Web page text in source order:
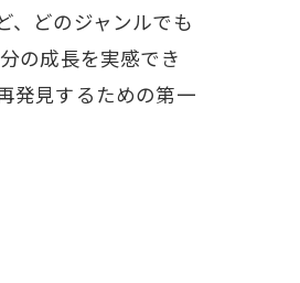
、どのジャンルでも
の成長を実感でき
発見するための第一